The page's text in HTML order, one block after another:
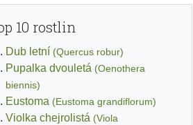
10 rostlin
Dub letní (Quercus robur)
Pupalka dvouletá (Oenothera
biennis)
Eustoma (Eustoma grandiflorum)
Violka chejrolistá (Viola